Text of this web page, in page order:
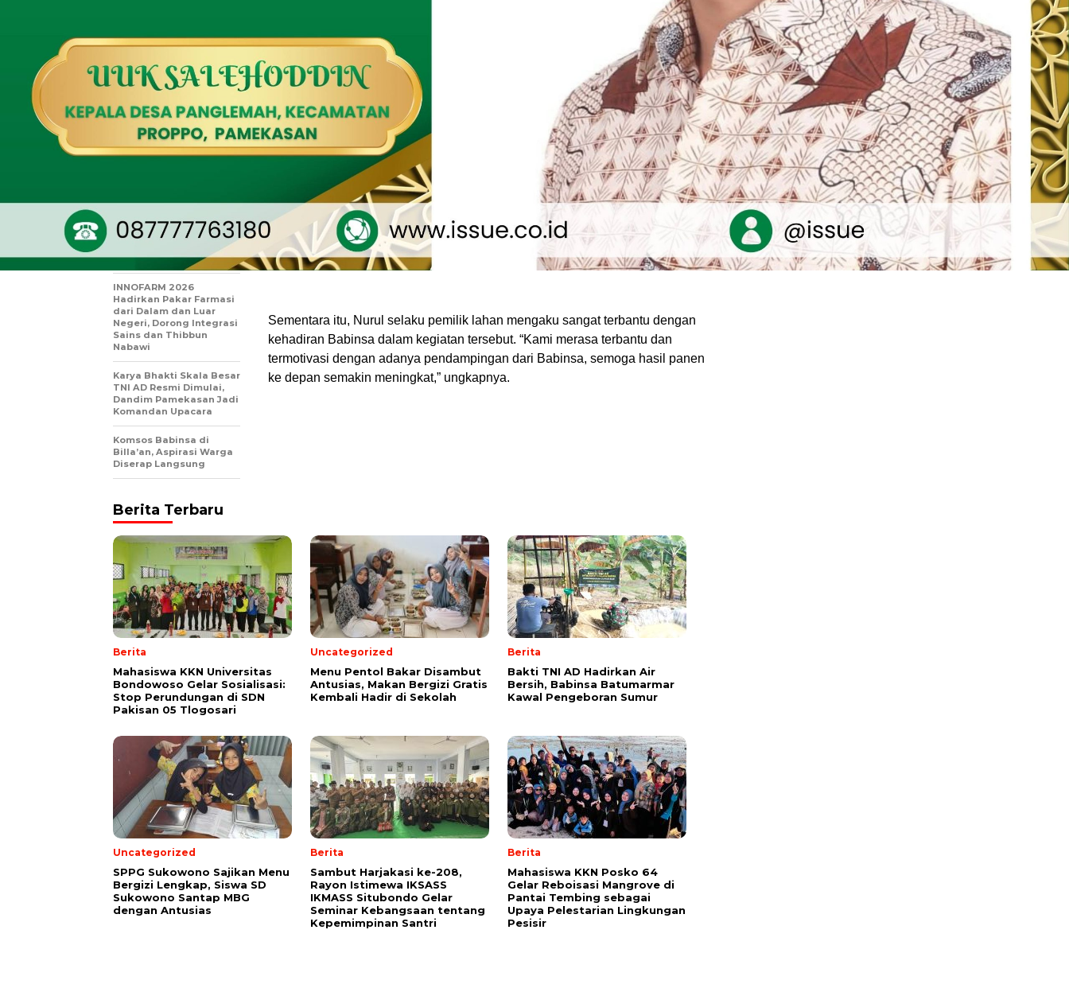
Dalam kegiatan itu, Serda Edi Suswanto turun langsung ke lahan pertanian
bersama petani untuk membantu proses penanaman bibit jagung.
Kehadirannya tidak hanya memberikan motivasi, tetapi juga mempererat
hubungan antara TNI dan masyarakat, khususnya para petani di wilayah
“Kegiatan ini merupakan bentuk kepedulian kami terhadap masyarakat,
khususnya dalam mendukung program ketahanan pangan di wilayah
binaan,” ujarnya. Ia juga menambahkan bahwa pendampingan seperti ini
diharapkan dapat meningkatkan hasil pertanian dan kesejahteraan petani,
“sehingga para petani lebih semangat dalam mengelola lahannya,”
terangnya.
Sementara itu, Nurul selaku pemilik lahan mengaku sangat terbantu dengan
kehadiran Babinsa dalam kegiatan tersebut. “Kami merasa terbantu dan
termotivasi dengan adanya pendampingan dari Babinsa, semoga hasil panen
ke depan semakin meningkat,” ungkapnya.
UNIBO Gandeng
Pendamping Halal,
Jawab Tantangan
Sertifikasi UMKM
Bedah Buku Breaking
the Ceiling Jadi Magnet
Festival Literasi
Bondowoso, Peserta
Bondowoso Tanamkan
Etika Penulisan Ilmiah
Mendeley
INNOFARM 2026
Hadirkan Pakar Farmasi
dari Dalam dan Luar
Negeri, Dorong Integrasi
Sains dan Thibbun
Nabawi
Karya Bhakti Skala Besar
TNI AD Resmi Dimulai,
Dandim Pamekasan Jadi
Komandan Upacara
Komsos Babinsa di
Billa’an, Aspirasi Warga
Diserap Langsung
Berita Terbaru
Berita
Mahasiswa KKN Universitas
Bondowoso Gelar Sosialisasi:
Stop Perundungan di SDN
Pakisan 05 Tlogosari
Uncategorized
Menu Pentol Bakar Disambut
Antusias, Makan Bergizi Gratis
Kembali Hadir di Sekolah
Berita
Bakti TNI AD Hadirkan Air
Bersih, Babinsa Batumarmar
Kawal Pengeboran Sumur
Uncategorized
SPPG Sukowono Sajikan Menu
Bergizi Lengkap, Siswa SD
Sukowono Santap MBG
dengan Antusias
Berita
Sambut Harjakasi ke-208,
Rayon Istimewa IKSASS
IKMASS Situbondo Gelar
Seminar Kebangsaan tentang
Kepemimpinan Santri
Berita
Mahasiswa KKN Posko 64
Gelar Reboisasi Mangrove di
Pantai Tembing sebagai
Upaya Pelestarian Lingkungan
Pesisir